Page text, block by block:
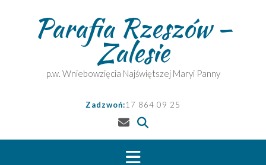
Parafia Rzeszów –
Zalesie
p.w. Wniebowzięcia Najświętszej Maryi Panny
Zadzwoń:17 864 09 25